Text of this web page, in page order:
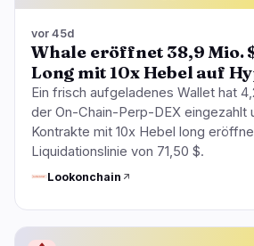
vor 45d
Whale eröffnet 38,9 Mio.
Long mit 10x Hebel auf
Ein frisch aufgeladenes Wallet hat
der On-Chain-Perp-DEX eingezahlt
Kontrakte mit 10x Hebel long
Liquidationslinie von 71,50 $.
Lookonchain